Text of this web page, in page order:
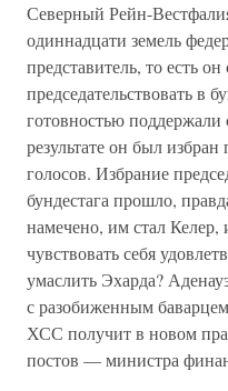
Северный Рейн-
одиннадцати земель
представитель, то есть
председательствовать в
готовностью
результате он был
голосов. Избрание
бундестага прошло,
намечено, им стал
чувствовать себя
умаслить Эхарда?
с разобиженным
ХСС получит в новом
постов — министра